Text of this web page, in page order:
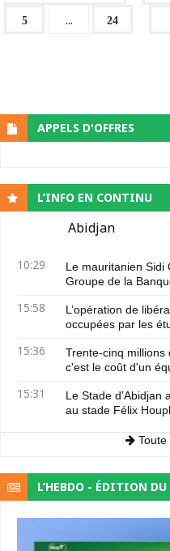
5 ... 24
APPELS D'OFFRES
L’INFO EN CONTINU
Abidjan
10:29
Le mauritanien Sidi
Groupe de la
15:58
L’opération de
occupées par les
15:36
Trente-cinq millions
c'est le coût d'un
15:31
Le Stade
au stade Félix
Toute
L’HEBDO - ÉDITION